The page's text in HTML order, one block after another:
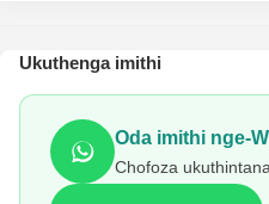
Ukuthenga imithi
Oda imithi nge-
Chofoza